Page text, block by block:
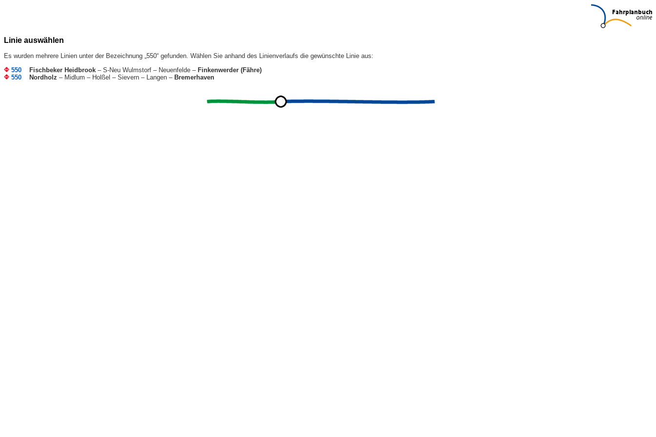
Linie auswählen
Es wurden mehrere Linien unter der Bezeichnung „550“ gefunden. Wählen Sie anhand des Linienverlaufs die gewünschte Linie aus:
550
Fischbeker Heidbrook– S-Neu Wulmstorf – Neuenfelde – Finkenwerder (Fähre)
550
Nordholz – Midlum – Holßel – Sievern – Langen – Bremerhaven